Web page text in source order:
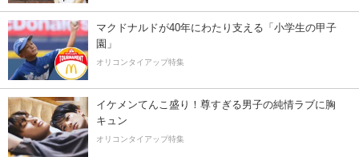
マクドナルドが40年にわたり支える「小学生の甲子
園」
オリコンタイアップ特集
イケメンてんこ盛り！尊すぎる男子の純情ラブに胸
キュン
オリコンタイアップ特集